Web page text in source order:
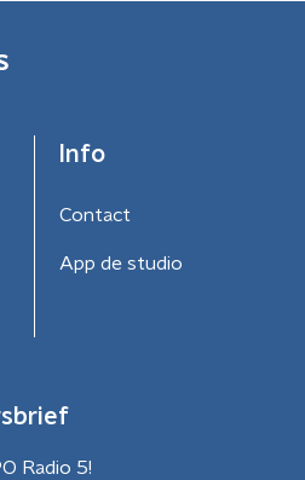
Info
Contact
App de studio
Radio 5!